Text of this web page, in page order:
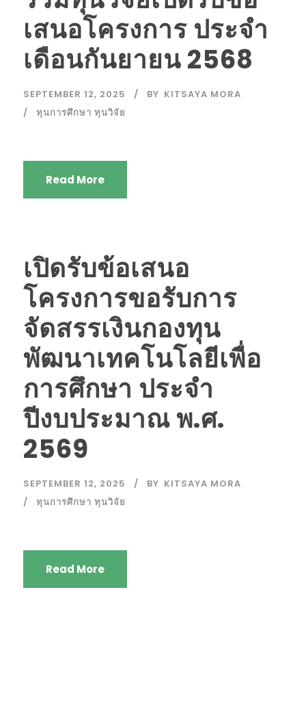
เสนอโครงการ ประจำ
เดือนกันยายน 2568
SEPTEMBER 12, 2025 BY KITSAYA MORA
ทุนการศึกษา ทุนวิจัย
Read More
เปิดรับข้อเสนอ
โครงการขอรับการ
จัดสรรเงินกองทุน
พัฒนาเทคโนโลยีเพื่อ
การศึกษา ประจำ
ปีงบประมาณ พ.ศ.
2569
SEPTEMBER 12, 2025 BY KITSAYA MORA
ทุนการศึกษา ทุนวิจัย
Read More